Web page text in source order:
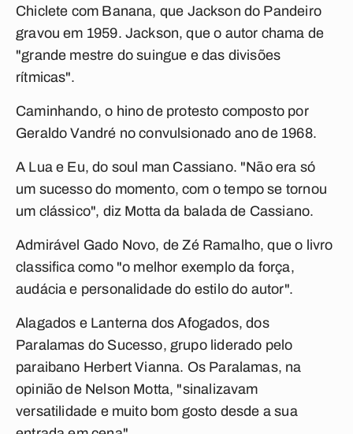
Chiclete com Banana, que Jackson do Pandeiro
gravou em 1959. Jackson, que o autor chama de
"grande mestre do suingue e das divisões
rítmicas".
Caminhando, o hino de protesto composto por
Geraldo Vandré no convulsionado ano de 1968.
A Lua e Eu, do soul man Cassiano. "Não era só
um sucesso do momento, com o tempo se tornou
um clássico", diz Motta da balada de Cassiano.
Admirável Gado Novo, de Zé Ramalho, que o livro
classifica como "o melhor exemplo da força,
audácia e personalidade do estilo do autor".
Alagados e Lanterna dos Afogados, dos
Paralamas do Sucesso, grupo liderado pelo
paraibano Herbert Vianna. Os Paralamas, na
opinião de Nelson Motta, "sinalizavam
versatilidade e muito bom gosto desde a sua